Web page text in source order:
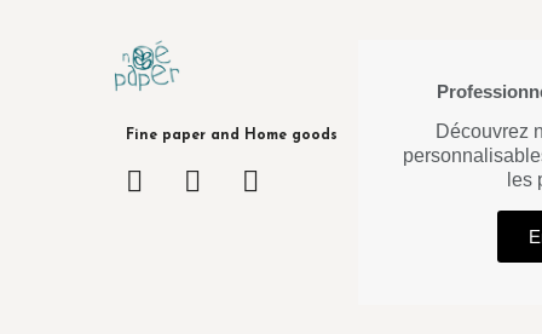
Fine paper and Home goods
Découvrez
les